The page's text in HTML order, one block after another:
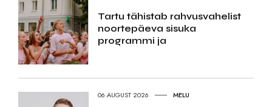
Tartu tähistab rahvusvahelist
noortepäeva sisuka
programmi ja
06.AUGUST 2026 MELU